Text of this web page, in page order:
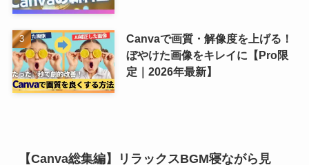
Canvaで画質・解像度を上げる！
ぼやけた画像をキレイに【Pro限
定｜2026年最新】
【Canva総集編】リラックスBGM寝ながら見